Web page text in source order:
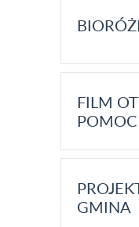
FILM
POMOC
GMINA